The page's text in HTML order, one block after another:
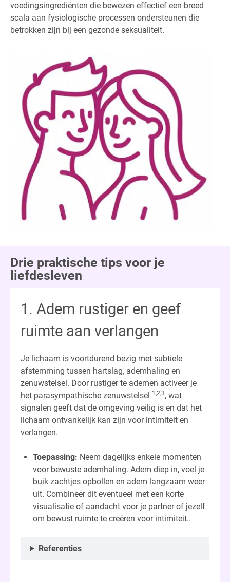
voedingsingrediënten die bewezen effectief een breed
scala aan fysiologische processen ondersteunen die
betrokken zijn bij een gezonde seksualiteit.
Drie praktische tips voor je
liefdesleven
1. Adem rustiger en geef
ruimte aan verlangen
Je lichaam is voortdurend bezig met subtiele
afstemming tussen hartslag, ademhaling en
zenuwstelsel. Door rustiger te ademen activeer je
het parasympathische zenuwstelsel 1,2,3, wat
signalen geeft dat de omgeving veilig is en dat het
lichaam ontvankelijk kan zijn voor intimiteit en
verlangen.
Toepassing: Neem dagelijks enkele momenten
voor bewuste ademhaling. Adem diep in, voel je
buik zachtjes opbollen en adem langzaam weer
uit. Combineer dit eventueel met een korte
visualisatie of aandacht voor je partner of jezelf
om bewust ruimte te creëren voor intimiteit..
Referenties